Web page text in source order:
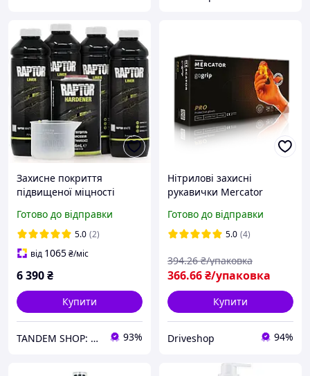
Захисне покриття
підвищеної міцності
л Комплект Білий
Готово до відправки
5.0 (2)
від 1065₴/міс
6 390₴
Купити
TANDEM SHOP: Автотовари та багато іншого! Безкоштовна доставка від 7000 грн! 93%
Нітрилові захисні
рукавички Mercator
шт)
Готово до відправки
5.0 (4)
366.66₴/упаковка
394.26 ₴/упаковка
Купити
Driveshop 94%